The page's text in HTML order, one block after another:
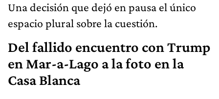
Una decisión que dejó en pausa el único
espacio plural sobre la cuestión.
Del fallido encuentro con Trump
en Mar-a-Lago a la foto en la
Casa Blanca